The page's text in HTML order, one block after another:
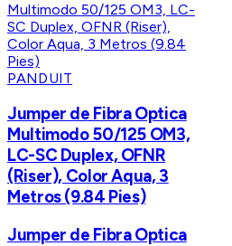
PANDUIT
Jumper de Fibra Optica
Multimodo 50/125 OM3,
LC-SC Duplex, OFNR
(Riser), Color Aqua, 3
Metros (9.84 Pies)
Jumper de Fibra Optica